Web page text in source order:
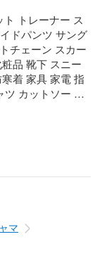
トレーナー ス
ドパンツ サング
チェーン スカー
品 靴下 スニー
着 家具 家電 指
ツ カットソー G
サンダル パンプ
レア ベルボトム
ワイドサイズ 小
DIY スカジャ
時計 スマート
着 ミディアム ボ
プラ セットアッ
マ